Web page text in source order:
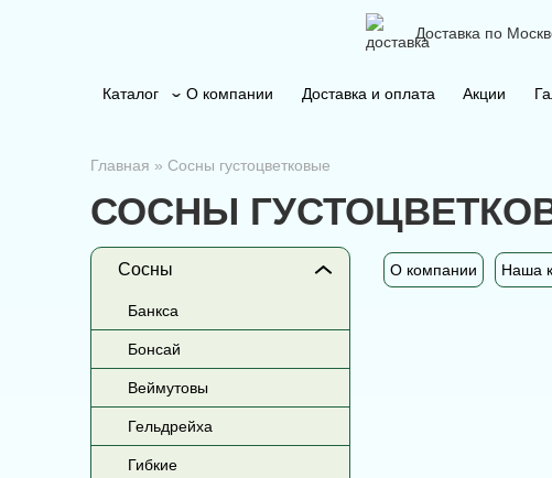
Доставка по
Каталог О компании Доставка и оплата Акции
Главная » Сосны густоцветковые
СОСНЫ
Сосны
Банкса
Бонсай
Веймутовы
Гельдрейха
Гибкие
О компании Наша